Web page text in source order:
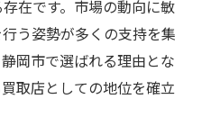
在です。市場の動向に敏
う姿勢が多くの支持を集
岡市で選ばれる理由とな
取店としての地位を確立